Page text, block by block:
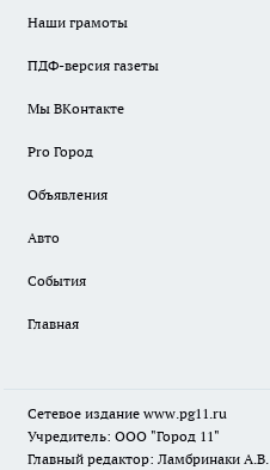
Наши грамоты
ПДФ-версия газеты
Мы ВКонтакте
Pro Город
Объявления
Авто
События
Главная
Сетевое издание www.pg11.ru
Учредитель: ООО "Город 11"
Главный редактор: Ламбринаки А.В.